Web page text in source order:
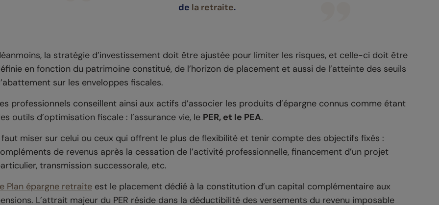
de la retraite.
la stratégie d’investissement doit être ajustée pour limiter les risques, et celle-ci doit être
en fonction du patrimoine constitué, de l’horizon de placement et aussi de l’atteinte des seuils
sur les enveloppes fiscales.
professionnels conseillent ainsi aux actifs d’associer les produits d’épargne connus comme étant
outils d’optimisation fiscale : l’assurance vie, le PER, et le PEA.
faut miser sur celui ou ceux qui offrent le plus de flexibilité et tenir compte des objectifs fixés :
de revenus après la cessation de l’activité professionnelle, financement d’un projet
transmission successorale, etc.
Plan épargne retraite est le placement dédié à la constitution d’un capital complémentaire aux
L’attrait majeur du PER réside dans la déductibilité des versements du revenu imposable